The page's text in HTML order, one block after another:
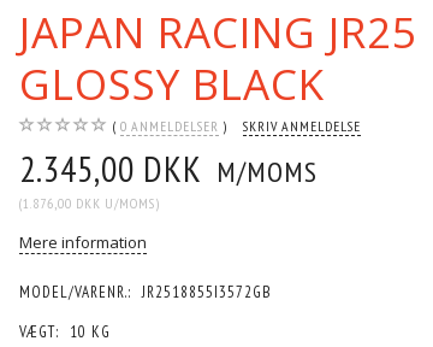
JAPAN RACING
GLOSSY BLACK
0 ANMELDELSER SKRIV ANMELDELSE
2.345,00 DKK M/MOMS
(1.876,00 DKK U/MOMS)
Mere information
MODEL/VARENR.:
JR2518855I3572GB
VÆGT:
10 KG